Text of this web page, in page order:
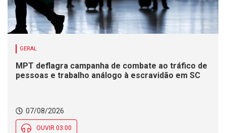
GERAL
MPT deflagra campanha de combate ao tráfico de
pessoas e trabalho análogo à escravidão em SC
07/08/2026
OUVIR 03:00